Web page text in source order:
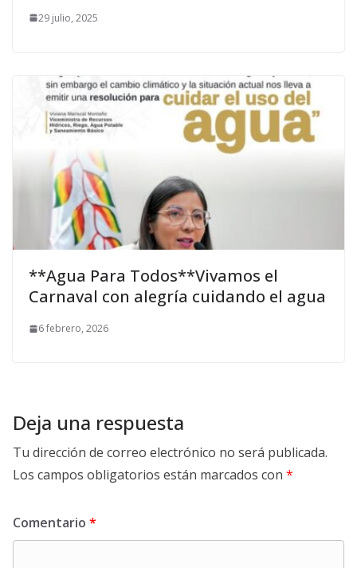
29 julio, 2025
**Agua Para Todos**Vivamos el
Carnaval con alegría cuidando el agua
6 febrero, 2026
Deja una respuesta
Tu dirección de correo electrónico no será publicada.
Los campos obligatorios están marcados con *
Comentario *